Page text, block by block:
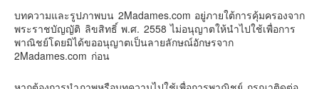
เตรียมไว้หนวด ถอยปืนลูกซอง
#น้องเกรซ #ลูกสาวเราเป็นสาวแล้ว
Photo
บทความและรูปภาพบน 2Madames.com อยู่ภายใต้การคุ้มครองจาก
พระราชบัญญัติ ลิขสิทธิ์ พ.ศ. 2558 ไม่อนุญาตให้นำไปใช้เพื่อการ
พาณิชย์โดยมิได้ขออนุญาตเป็นลายลักษณ์อักษรจาก
2Madames.com ก่อน